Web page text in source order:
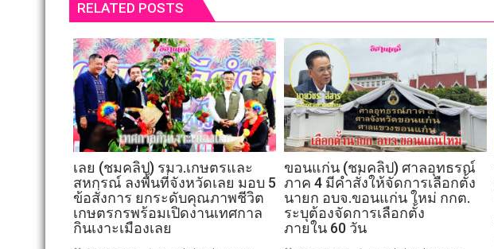
RELATED POSTS
เลย (ชมคลิป) รมว.เกษตรและ
สหกรณ์ ลงพื้นที่จังหวัดเลย มอบ 5
ข้อสั่งการ ยกระดับคุณภาพชีวิต
เกษตรกรพร้อมเปิดงานเทศกาล
กินเงาะเมืองเลย
ขอนแก่น (ชมคลิป) ศาลอุทธรณ์
ภาค 4 มีคำสั่งให้จัดการเลือกตั้ง
นายก อบจ.ขอนแก่น ใหม่ กกต.
ระบุต้องจัดการเลือกตั้ง
ภายใน 60 วัน